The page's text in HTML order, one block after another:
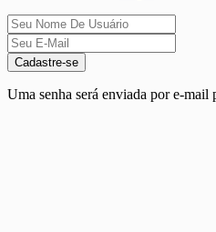
Cadastre-se
Uma senha será enviada por e-mail